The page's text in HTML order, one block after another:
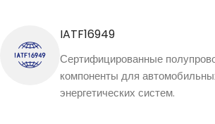
IATF16949
Сертифицированные
компоненты для
энергетических систем.